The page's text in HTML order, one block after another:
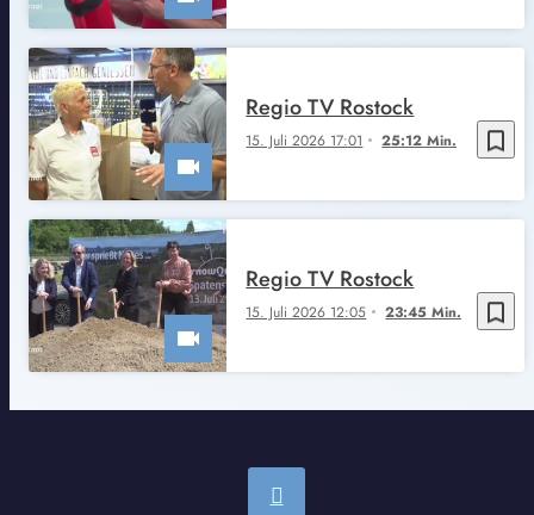
bookmark_border
15. Juli 2026 17:01 25:12 Min.
Regio TV Rostock
bookmark_border
15. Juli 2026 12:05 23:45 Min.
Regio TV Rostock